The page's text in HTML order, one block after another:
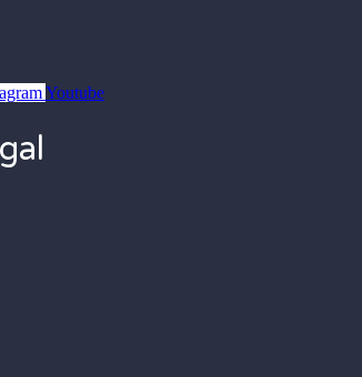
Youtube